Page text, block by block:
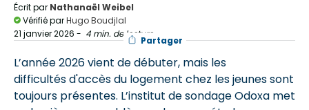
Écrit par Nathanaël Weibel
Vérifié parHugo Boudjlal
21 janvier 2026 - 4 min. de lecture
Partager
L’année 2026 vient de débuter, mais les
difficultés d'accès du logement chez les jeunes sont
toujours présentes. L’institut de sondage Odoxa met